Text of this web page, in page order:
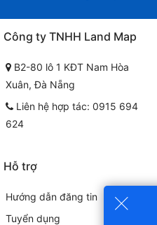
×
Công ty TNHH Land Map
B2-80 lô 1 KĐT Nam Hòa
Xuân, Đà Nẵng
Liên hệ hợp tác: 0915 694
624
Hỗ trợ
Hướng dẫn đăng tin
Tuyển dụng